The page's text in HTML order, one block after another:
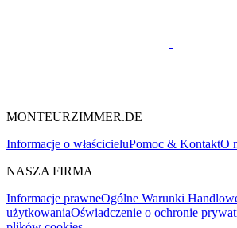
MONTEURZIMMER.DE
Informacje o właścicieluPomoc & KontaktO
NASZA FIRMA
Informacje prawneOgólne Warunki
użytkowaniaOświadczenie o ochronie